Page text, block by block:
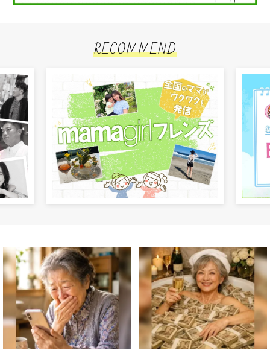
RECOMMEND